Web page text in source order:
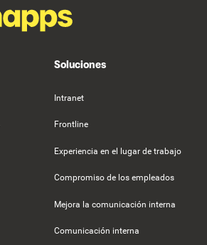
Soluciones
Intranet
Frontline
Experiencia en el lugar de trabajo
Compromiso de los empleados
Mejora la comunicación interna
Comunicación interna